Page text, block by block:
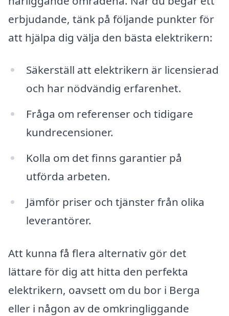
erbjudande, tänk på följande punkter för
att hjälpa dig välja den bästa elektrikern:
Säkerställ att elektrikern är licensierad
och har nödvändig erfarenhet.
Fråga om referenser och tidigare
kundrecensioner.
Kolla om det finns garantier på
utförda arbeten.
Jämför priser och tjänster från olika
leverantörer.
Att kunna få flera alternativ gör det
lättare för dig att hitta den perfekta
elektrikern, oavsett om du bor i Berga
eller i någon av de omkringliggande